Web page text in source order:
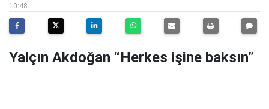
10:48
Yalçın Akdoğan “Herkes işine baksın”